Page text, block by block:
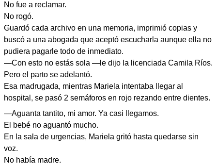
No fue a reclamar.
No rogó.
Guardó cada archivo en una memoria, imprimió copias y
buscó a una abogada que aceptó escucharla aunque ella no
pudiera pagarle todo de inmediato.
—Con esto no estás sola —le dijo la licenciada Camila Ríos.
Pero el parto se adelantó.
Esa madrugada, mientras Mariela intentaba llegar al
hospital, se pasó 2 semáforos en rojo rezando entre dientes.
—Aguanta tantito, mi amor. Ya casi llegamos.
El bebé no aguantó mucho.
En la sala de urgencias, Mariela gritó hasta quedarse sin
voz.
No había madre.